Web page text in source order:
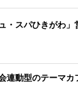
・スパひきがわ
連動型のテーマ